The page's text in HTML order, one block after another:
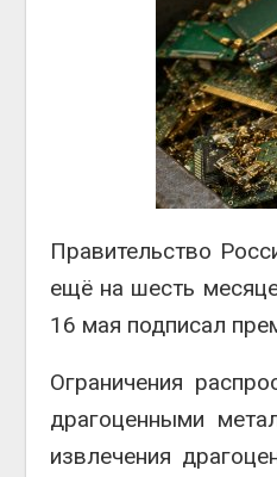
Правительство
ещё на шесть
16 мая подписал
Ограничения
драгоценными
извлечения